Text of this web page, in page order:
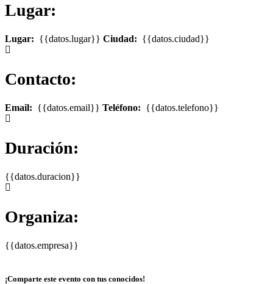
Lugar:
Lugar: {{datos.lugar}} Ciudad: {{datos.ciudad}}
Contacto:
Email: {{datos.email}} Teléfono: {{datos.telefono}}
Duración:
{{datos.duracion}}
Organiza:
{{datos.empresa}}
¡Comparte este evento con tus conocidos!